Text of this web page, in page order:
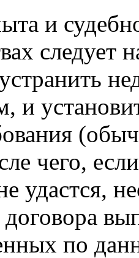
и
следует
и
чего,
удастся,
по